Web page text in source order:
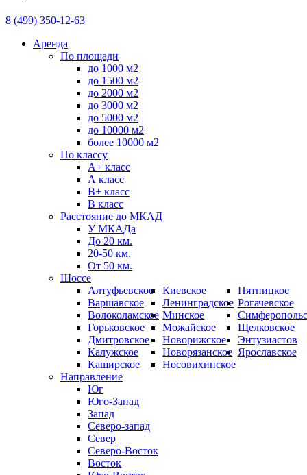
8 (499) 350-12-63
Аренда
По площади
до 1000 м2
до 1500 м2
до 2000 м2
до 3000 м2
до 5000 м2
до 10000 м2
более 10000 м2
По классу
А+ класс
А класс
B+ класс
В класс
Расстояние до МКАД
У МКАДа
До 20 км.
20-50 км.
От 50 км.
Шоссе
Алтуфьевское
Варшавское
Волоколамское
Горьковское
Дмитровское
Калужское
Каширское
Киевское
Ленинградское
Минское
Можайское
Новорижское
Новорязанское
Носовихинское
Пятницкое
Рогачевское
Щелковское
Энтузиастов
Ярославское
Направление
Юг
Юго-Запад
Запад
Северо-запад
Север
Северо-Восток
Восток